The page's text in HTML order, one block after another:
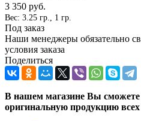
3 350 руб.
Вес: 3.25 гр., 1 гр.
Под заказ
Наши менеджеры обязательно
условия заказа
Поделиться
В нашем магазине Вы сможете
оригинальную продукцию всех